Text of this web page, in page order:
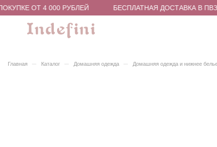
ОТ 4 000 РУБЛЕЙ БЕСПЛАТНАЯ ДОСТАВКА В
Главная – Каталог – Домашняя одежда – Домашняя одежда и нижнее